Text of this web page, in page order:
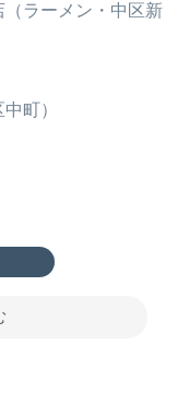
ラーメン・中区新
町）